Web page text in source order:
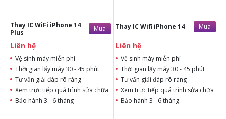
Thay IC WiFi iPhone 14
Plus
Mua
Liên hệ
Vệ sinh máy miễn phí
Thời gian lấy máy 30 - 45 phút
Tư vấn giải đáp rõ ràng
Xem trực tiếp quá trình sửa chữa
Bảo hành 3 - 6 tháng
Thay IC Wifi iPhone 14 Mua
Liên hệ
Vệ sinh máy miễn phí
Thời gian lấy máy 30 - 45 phút
Tư vấn giải đáp rõ ràng
Xem trực tiếp quá trình sửa chữa
Bảo hành 3 - 6 tháng